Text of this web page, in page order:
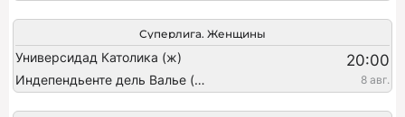
Суперлига. Женщины
Универсидад Католика (ж) 20:00
Индепендьенте дель Валье (ж) 8 авг.